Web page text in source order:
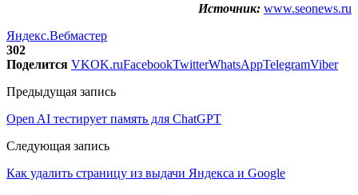
Источник: www.seonews.ru
Яндекс.Вебмастер
302
Поделится VKOK.ruFacebookTwitterWhatsAppTelegramViber
Предыдущая запись
Open AI тестирует память для ChatGPT
Следующая запись
Как удалить страницу из выдачи Яндекса и Google